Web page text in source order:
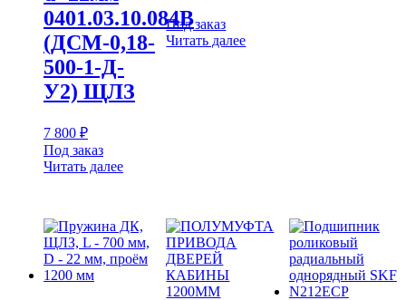
0401.03.10.084В
(ДСМ-0,18-
500-1-Д-
У2) ЩЛЗ
7 800 ₽
Под заказ
Читать далее
Под заказ
Читать далее